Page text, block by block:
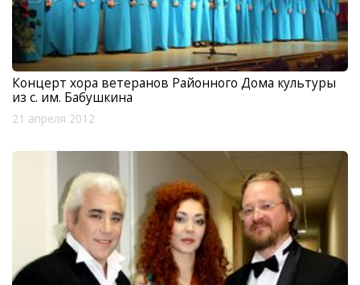
Концерт хора ветеранов Районного Дома культуры
из с. им. Бабушкина
21 апреля 2012